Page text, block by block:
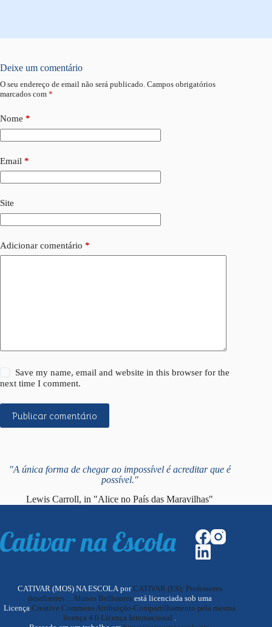
Deixe um comentário
O seu endereço de email não será publicado. Campos obrigatórios
marcados com *
Nome *
Email *
Site
Adicionar comentário *
Save my name, email and website in this browser for the
next time I comment.
Publicar comentário
"A única forma de chegar ao impossível é acreditar que é
possível."
Lewis Carroll, in "Alice no País das Maravilhas"
CATIVAR (MOS) NA ESCOLA porCATIVAR (ES): Professores
desafiantes ... Alunos Brilhantesestá licenciada sob uma
LicençaCreative Commons Atribuição-Compartilhamento pela mesma
licença 4.0 Licença Internacional